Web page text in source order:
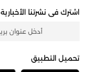
اشترك فى نشرتنا الأخبارية
تحميل التطبيق